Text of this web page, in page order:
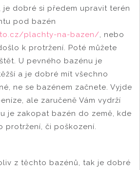
dobré si předem upravit terén
pod bazén
plachty-na-bazen/, nebo
k protržení. Poté můžete
U pevného bazénu je
a je dobré mít všechno
ne se bazénem začnete. Vyjde
ale zaručeně Vám vydrží
je zakopat bazén do země, kde
protržení, či poškození.
z těchto bazénů, tak je dobré